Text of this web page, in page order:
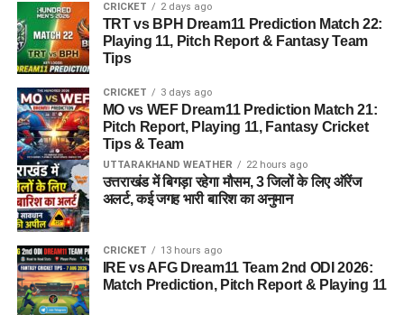
CRICKET 2 days ago
TRT vs BPH Dream11 Prediction Match 22:
Playing 11, Pitch Report & Fantasy Team
Tips
CRICKET 3 days ago
MO vs WEF Dream11 Prediction Match 21:
Pitch Report, Playing 11, Fantasy Cricket
Tips & Team
UTTARAKHAND WEATHER 22 hours ago
उत्तराखंड में बिगड़ा रहेगा मौसम, 3 जिलों के लिए ऑरेंज
अलर्ट, कई जगह भारी बारिश का अनुमान
CRICKET 13 hours ago
IRE vs AFG Dream11 Team 2nd ODI 2026:
Match Prediction, Pitch Report & Playing 11